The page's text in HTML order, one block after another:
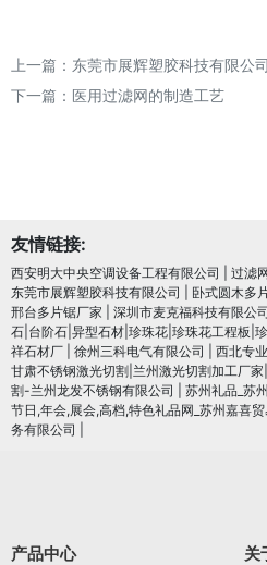
上一篇： 东莞市展辉塑胶科技有限公
下一篇： 医用过滤网的制造工艺
友情链接:
西安明大中央空调设备工程有限公司
过滤
东莞市展辉塑胶科技有限公司
卧式圆木多
邢台多片锯厂家
深圳市麦克福科技有限公司
石|台阶石|异型石材|珍珠花|珍珠花工程板|
祥石材厂
徐州三科电气有限公司
西北专
甘肃不锈钢激光切割|兰州激光切割加工厂
割-兰州龙发不锈钢有限公司
苏州礼品_苏
节日,年会,展会,高档,特色礼品网_苏州嘉喜
务有限公司
产品中心 关